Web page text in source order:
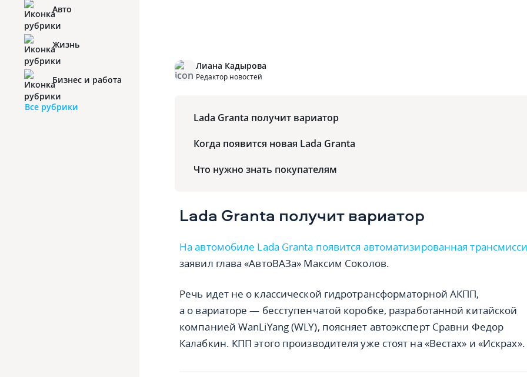
Авто
Жизнь
Бизнес и работа
Все рубрики
Лиана Кадырова
Редактор новостей
Lada Granta получит вариатор
Когда появится новая Lada Granta
Что нужно знать покупателям
Lada Granta получит вариатор
На автомобиле Lada Granta появится автоматизированная
заявил глава «АвтоВАЗа» Максим Соколов.
Речь идет не о классической гидротрансформаторной АКПП,
а о вариаторе — бесступенчатой коробке, разработанной китайской
компанией WanLiYang (WLY), поясняет автоэксперт Сравни Федор
Калабкин. КПП этого производителя уже стоят на «Вестах» и «Искрах».